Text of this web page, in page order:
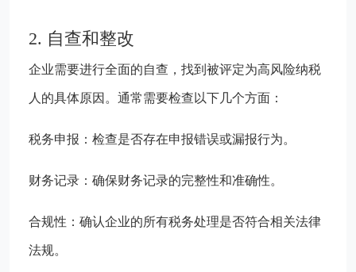
2. 自查和整改
企业需要进行全面的自查，找到被评定为高风险纳税
人的具体原因。通常需要检查以下几个方面：
税务申报：检查是否存在申报错误或漏报行为。
财务记录：确保财务记录的完整性和准确性。
合规性：确认企业的所有税务处理是否符合相关法律
法规。